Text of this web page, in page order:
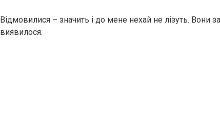
Відмовилися – значить і до мене нехай не лізуть. Вони
виявилося.